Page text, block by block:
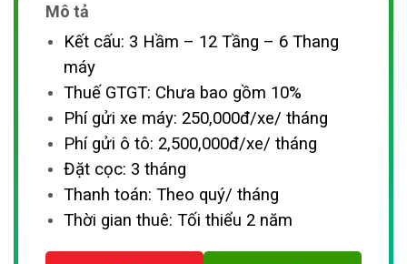
Mô tả
Kết cấu: 3 Hầm – 12 Tầng – 6 Thang
máy
Thuế GTGT: Chưa bao gồm 10%
Phí gửi xe máy: 250,000đ/xe/ tháng
Phí gửi ô tô: 2,500,000đ/xe/ tháng
Đặt cọc: 3 tháng
Thanh toán: Theo quý/ tháng
Thời gian thuê: Tối thiểu 2 năm